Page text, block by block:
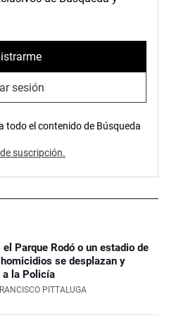
sesión
todo el contenido de Búsqueda
suscripción.
el Parque Rodó o un estadio de
se desplazan y
la Policía
PITTALUGA